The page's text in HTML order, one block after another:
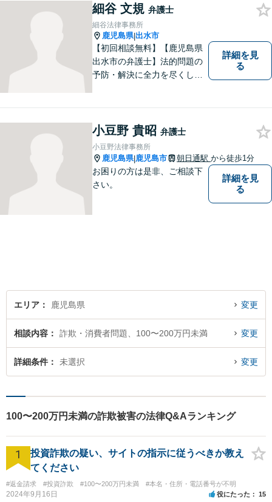
なご相談でも、どうぞお気軽
にお声がけください。【初回
相談無料】【電話・WEB面談
可】
細谷 文規 弁護士
細谷法律事務所
鹿児島県|出水市
【初回相談無料】【鹿児島県
出水市の弁護士】法的問題の
予防・解決に全力を尽くしま
詳細を見
る
小豆野 貴昭 弁護士
小豆野法律事務所
鹿児島県|鹿児島市 朝日通駅 から徒歩1分
お困りの方は是非、ご相談下
さい。
詳細を見
る
エリア 鹿児島県 変更
相談内容 詐欺・消費者問題、100〜200万円未満 変更
詳細条件 未選択 変更
100〜200万円未満の詐欺被害の法律Q&Aランキング
1
投資詐欺の疑い、サイトの指示に従うべきか教え
てください
#返金請求 #投資詐欺 #100〜200万円未満 #本名・住所・電話番号が不明
2024年9月16日 役にたった 15